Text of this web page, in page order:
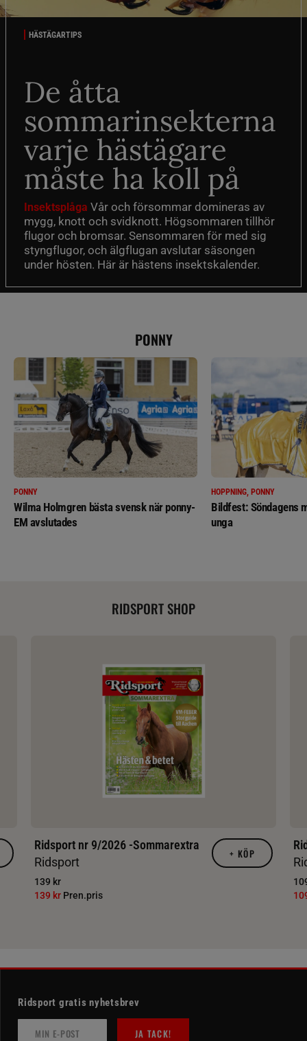
HÄSTÄGARTIPS
De åtta
sommarinsekterna
varje hästägare
måste ha koll på
Insektsplåga Vår och försommar domineras av
mygg, knott och svidknott. Högsommaren tillhör
flugor och bromsar. Sensommaren för med sig
styngflugor, och älgflugan avslutar säsongen
under hösten. Här är hästens insektskalender.
PONNY
PONNY
Wilma Holmgren bästa svensk när ponny-
EM avslutades
HOPPNING, PONNY
Bildfest: Söndagens
unga
RIDSPORT SHOP
Ridsport nr 9/2026 -Sommarextra
Ridsport
139 kr
139 kr Pren.pris
+ KÖP
Ridsport gratis nyhetsbrev
JA TACK!